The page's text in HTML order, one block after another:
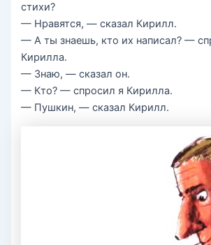
стихи?
— Нравятся, — сказал Кирилл.
— А ты знаешь, кто их написал? —
Кирилла.
— Знаю, — сказал он.
— Кто? — спросил я Кирилла.
— Пушкин, — сказал Кирилл.